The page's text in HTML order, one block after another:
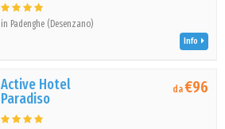
in Padenghe (Desenzano)
Info
Active Hotel
Paradiso
da€96